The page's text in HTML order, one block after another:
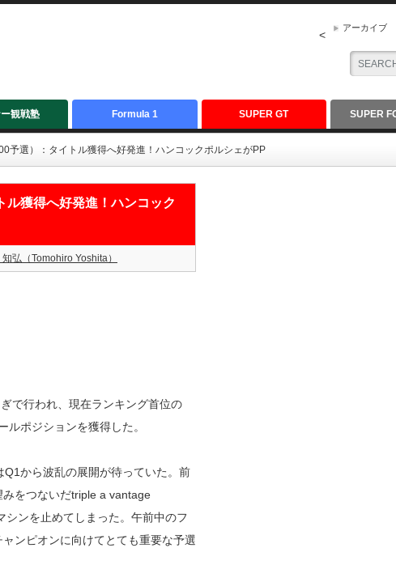
アーカイブ
<
観戦塾 Formula 1 SUPER GT SUPER
予選）：タイトル獲得へ好発進！ハンコックポルシェがPP
ル獲得へ好発進！ハンコック
弘（Tomohiro Yoshita）
で行われ、現在ランキング首位の
ポジションを獲得した。
から波乱の展開が待っていた。前
をつないだtriple a vantage
ンを止めてしまった。午前中のフ
ンピオンに向けてとても重要な予選